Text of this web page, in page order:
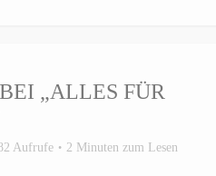
„ALLES FÜR
Aufrufe 2 Minuten zum Lesen